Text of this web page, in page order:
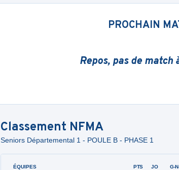
PROCHAIN
Repos, pas de match
Classement NFMA
Seniors Départemental 1 - POULE B - PHASE 1
ÉQUIPES PTS JO G-